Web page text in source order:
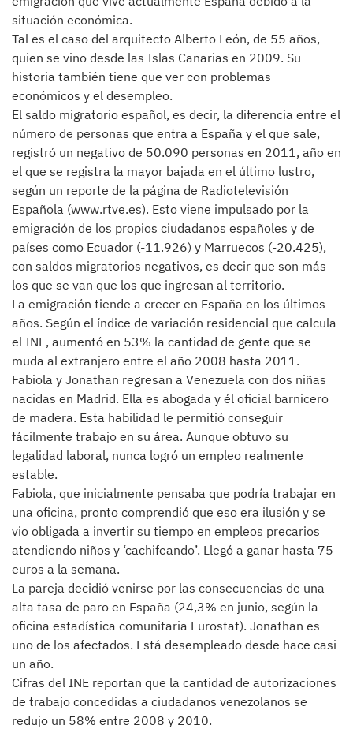
situación económica.
Tal es el caso del arquitecto Alberto León, de 55 años,
quien se vino desde las Islas Canarias en 2009. Su
historia también tiene que ver con problemas
económicos y el desempleo.
El saldo migratorio español, es decir, la diferencia entre el
número de personas que entra a España y el que sale,
registró un negativo de 50.090 personas en 2011, año en
el que se registra la mayor bajada en el último lustro,
según un reporte de la página de Radiotelevisión
Española (www.rtve.es). Esto viene impulsado por la
emigración de los propios ciudadanos españoles y de
países como Ecuador (-11.926) y Marruecos (-20.425),
con saldos migratorios negativos, es decir que son más
los que se van que los que ingresan al territorio.
La emigración tiende a crecer en España en los últimos
años. Según el índice de variación residencial que calcula
el INE, aumentó en 53% la cantidad de gente que se
muda al extranjero entre el año 2008 hasta 2011.
Fabiola y Jonathan regresan a Venezuela con dos niñas
nacidas en Madrid. Ella es abogada y él oficial barnicero
de madera. Esta habilidad le permitió conseguir
fácilmente trabajo en su área. Aunque obtuvo su
legalidad laboral, nunca logró un empleo realmente
estable.
Fabiola, que inicialmente pensaba que podría trabajar en
una oficina, pronto comprendió que eso era ilusión y se
vio obligada a invertir su tiempo en empleos precarios
atendiendo niños y ‘cachifeando’. Llegó a ganar hasta 75
euros a la semana.
La pareja decidió venirse por las consecuencias de una
alta tasa de paro en España (24,3% en junio, según la
oficina estadística comunitaria Eurostat). Jonathan es
uno de los afectados. Está desempleado desde hace casi
un año.
Cifras del INE reportan que la cantidad de autorizaciones
de trabajo concedidas a ciudadanos venezolanos se
redujo un 58% entre 2008 y 2010.